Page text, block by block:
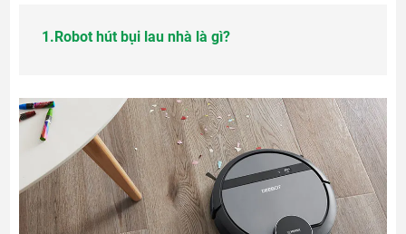
1.Robot hút bụi lau nhà là gì?